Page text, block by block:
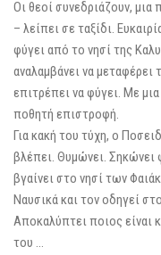
Οι θεοί συνεδριάζουν,
– λείπει σε ταξίδι.
φύγει από το νησί της
αναλαμβάνει να
επιτρέπει να φύγει. Με
ποθητή επιστροφή.
Για κακή του τύχη, ο
βλέπει. Θυμώνει. Σηκώνει
βγαίνει στο νησί των
Ναυσικά και τον οδηγεί
Αποκαλύπτει ποιος είναι
του …